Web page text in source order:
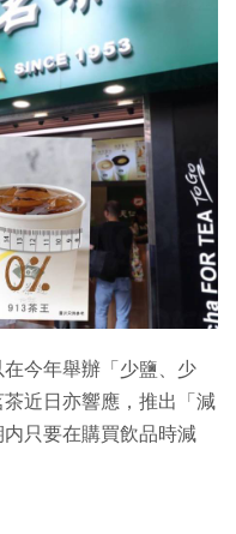
今年舉辦「少鹽、少
近日亦響應，推出「減
只要在購買飲品時減